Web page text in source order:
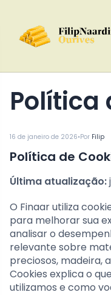
16 de janeiro de 2026•Por Filip
Política de
Última atualização:
O Finaar utiliza
para melhorar sua
analisar o
relevante sobre
preciosos, madeira,
Cookies explica o
utilizamos e como